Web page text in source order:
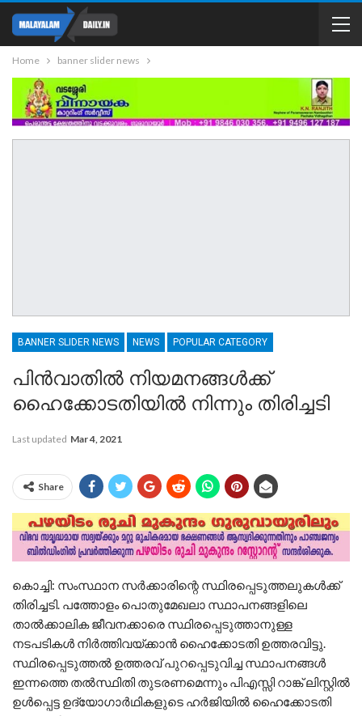
Home banner slider news
BANNER SLIDER NEWS NEWS POPULAR CATEGORY
പിൻവാതിൽ നിയമനങ്ങൾക്ക്
ഹൈക്കോടതിയിൽ നിന്നും തിരിച്ചടി
Last updated Mar 4, 2021
Share
കൊച്ചി: സംസ്ഥാന സർക്കാരിന്റെ സ്ഥിരപ്പെടുത്തലുകൾക്ക്
തിരിച്ചടി. പത്തോളം പൊതുമേഖലാ സ്ഥാപനങ്ങളിലെ
താൽക്കാലിക ജീവനക്കാരെ സ്ഥിരപ്പെടുത്താനുള്ള
നടപടികൾ നിർത്തിവയ്ക്കാൻ ഹൈക്കോടതി ഉത്തരവിട്ടു.
സ്ഥിരപ്പെടുത്തൽ ഉത്തരവ് പുറപ്പെടുവിച്ച സ്ഥാപനങ്ങൾ
ഇന്നത്തെ തൽസ്ഥിതി തുടരണമെന്നും പിഎസ്സി റാങ്ക് ലിസ്റ്റിൽ
ഉൾപ്പെട്ട ഉദ്യോഗാർഥികളുടെ ഹർജിയിൽ ഹൈക്കോടതി